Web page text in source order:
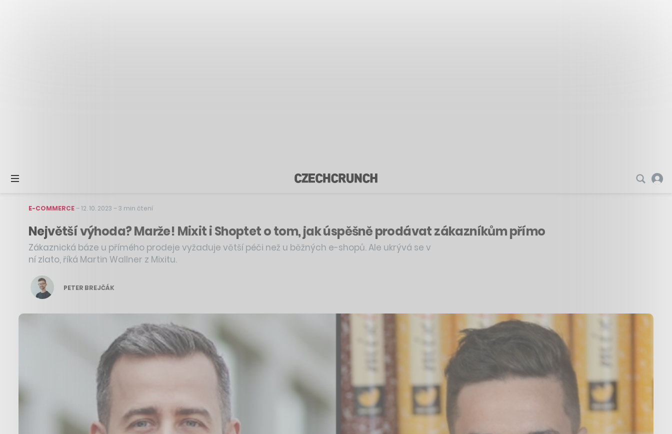
E-COMMERCE–12. 10. 2023 –3 min čtení
Největší výhoda? Marže! Mixit i Shoptet o tom, jak úspěšně prodávat zákazníkům přímo
Zákaznická báze u přímého prodeje vyžaduje větší péči než u běžných e-shopů. Ale ukrývá se v
ní zlato, říká Martin Wallner z Mixitu.
PETER BREJČÁK